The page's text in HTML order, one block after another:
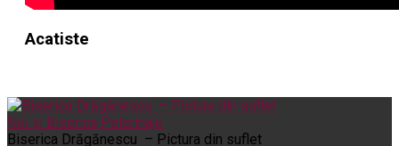
Acatiste
Noi și Biserica Pelerinaje
Biserica Drăgănescu – Pictura din suflet